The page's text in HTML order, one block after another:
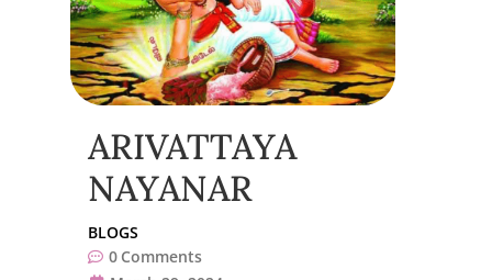
ARIVATTAYA
NAYANAR
BLOGS
0 Comments